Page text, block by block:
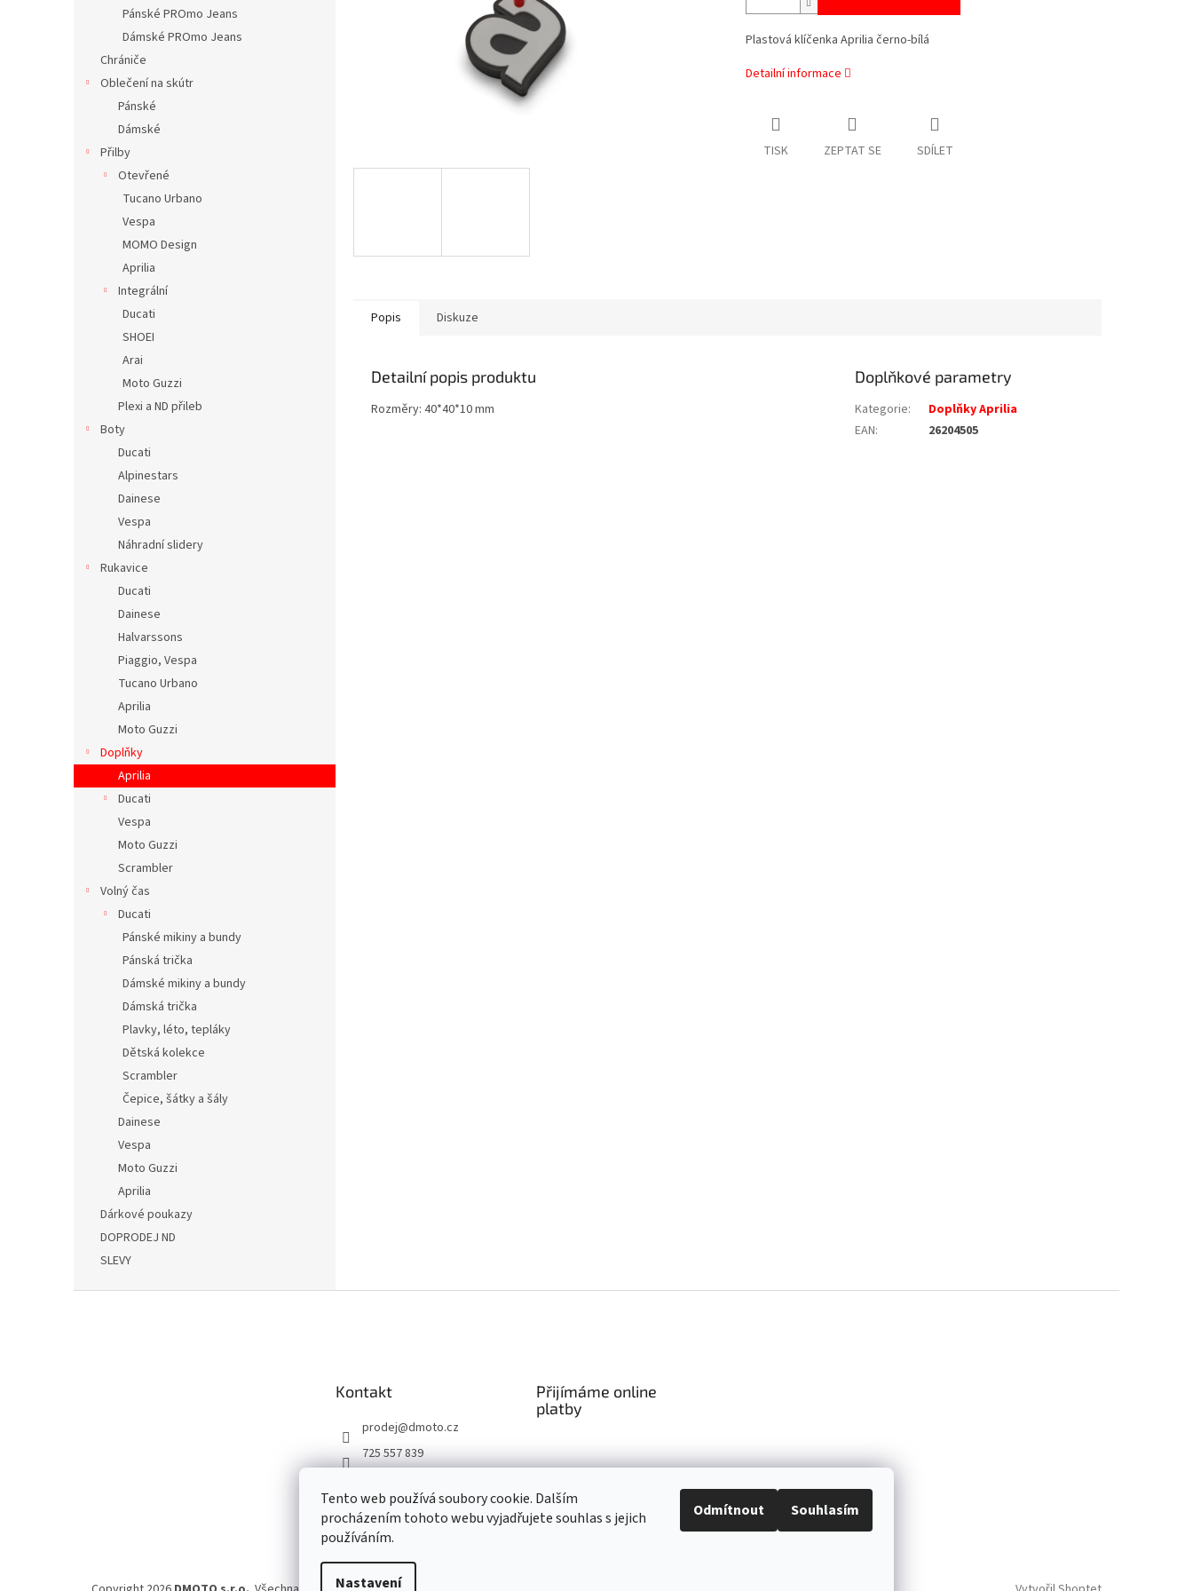
Tento web používá soubory cookie. Dalším
procházením tohoto webu vyjadřujete souhlas s jejich
používáním.
Nastavení
Odmítnout Souhlasím
Pánské PROmo Jeans
Dámské PROmo Jeans
Chrániče
Oblečení na skútr
Pánské
Dámské
Přilby
Otevřené
Tucano Urbano
Vespa
MOMO Design
Aprilia
Integrální
Ducati
SHOEI
Arai
Moto Guzzi
Plexi a ND přileb
Boty
Ducati
Alpinestars
Dainese
Vespa
Náhradní slidery
Rukavice
Ducati
Dainese
Halvarssons
Piaggio, Vespa
Tucano Urbano
Aprilia
Moto Guzzi
Doplňky
Aprilia
Ducati
Vespa
Moto Guzzi
Scrambler
Volný čas
Ducati
Pánské mikiny a bundy
Pánská trička
Dámské mikiny a bundy
Dámská trička
Plavky, léto, tepláky
Dětská kolekce
Scrambler
Čepice, šátky a šály
Dainese
Vespa
Moto Guzzi
Aprilia
Dárkové poukazy
DOPRODEJ ND
SLEVY
Plastová klíčenka Aprilia černo-bílá
Detailní informace
TISK ZEPTAT SE SDÍLET
Popis Diskuze
Detailní popis produktu
Rozměry: 40*40*10 mm
Doplňkové parametry
Kategorie:
Doplňky Aprilia
EAN: 26204505
Kontakt
prodej@dmoto.cz
725 557 839
dmoto.cz
YouTube DMOTO
Přijímáme online
platby